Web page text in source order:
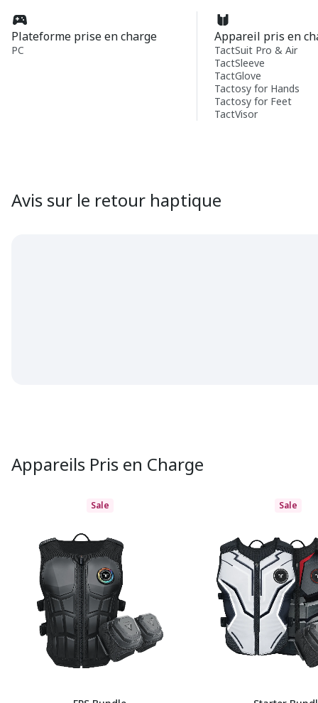
Plateforme prise en charge
PC
Appareil pris en
TactSuit Pro & Air
TactSleeve
TactGlove
Tactosy for Hands
Tactosy for Feet
TactVisor
Avis sur le retour haptique
Appareils Pris en Charge
Sale Sale